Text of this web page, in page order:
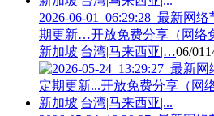
2026-06-01_06:29:28_最新网
期更新…开放免费分享（网络
新加坡|台湾|马来西亚|…06/01